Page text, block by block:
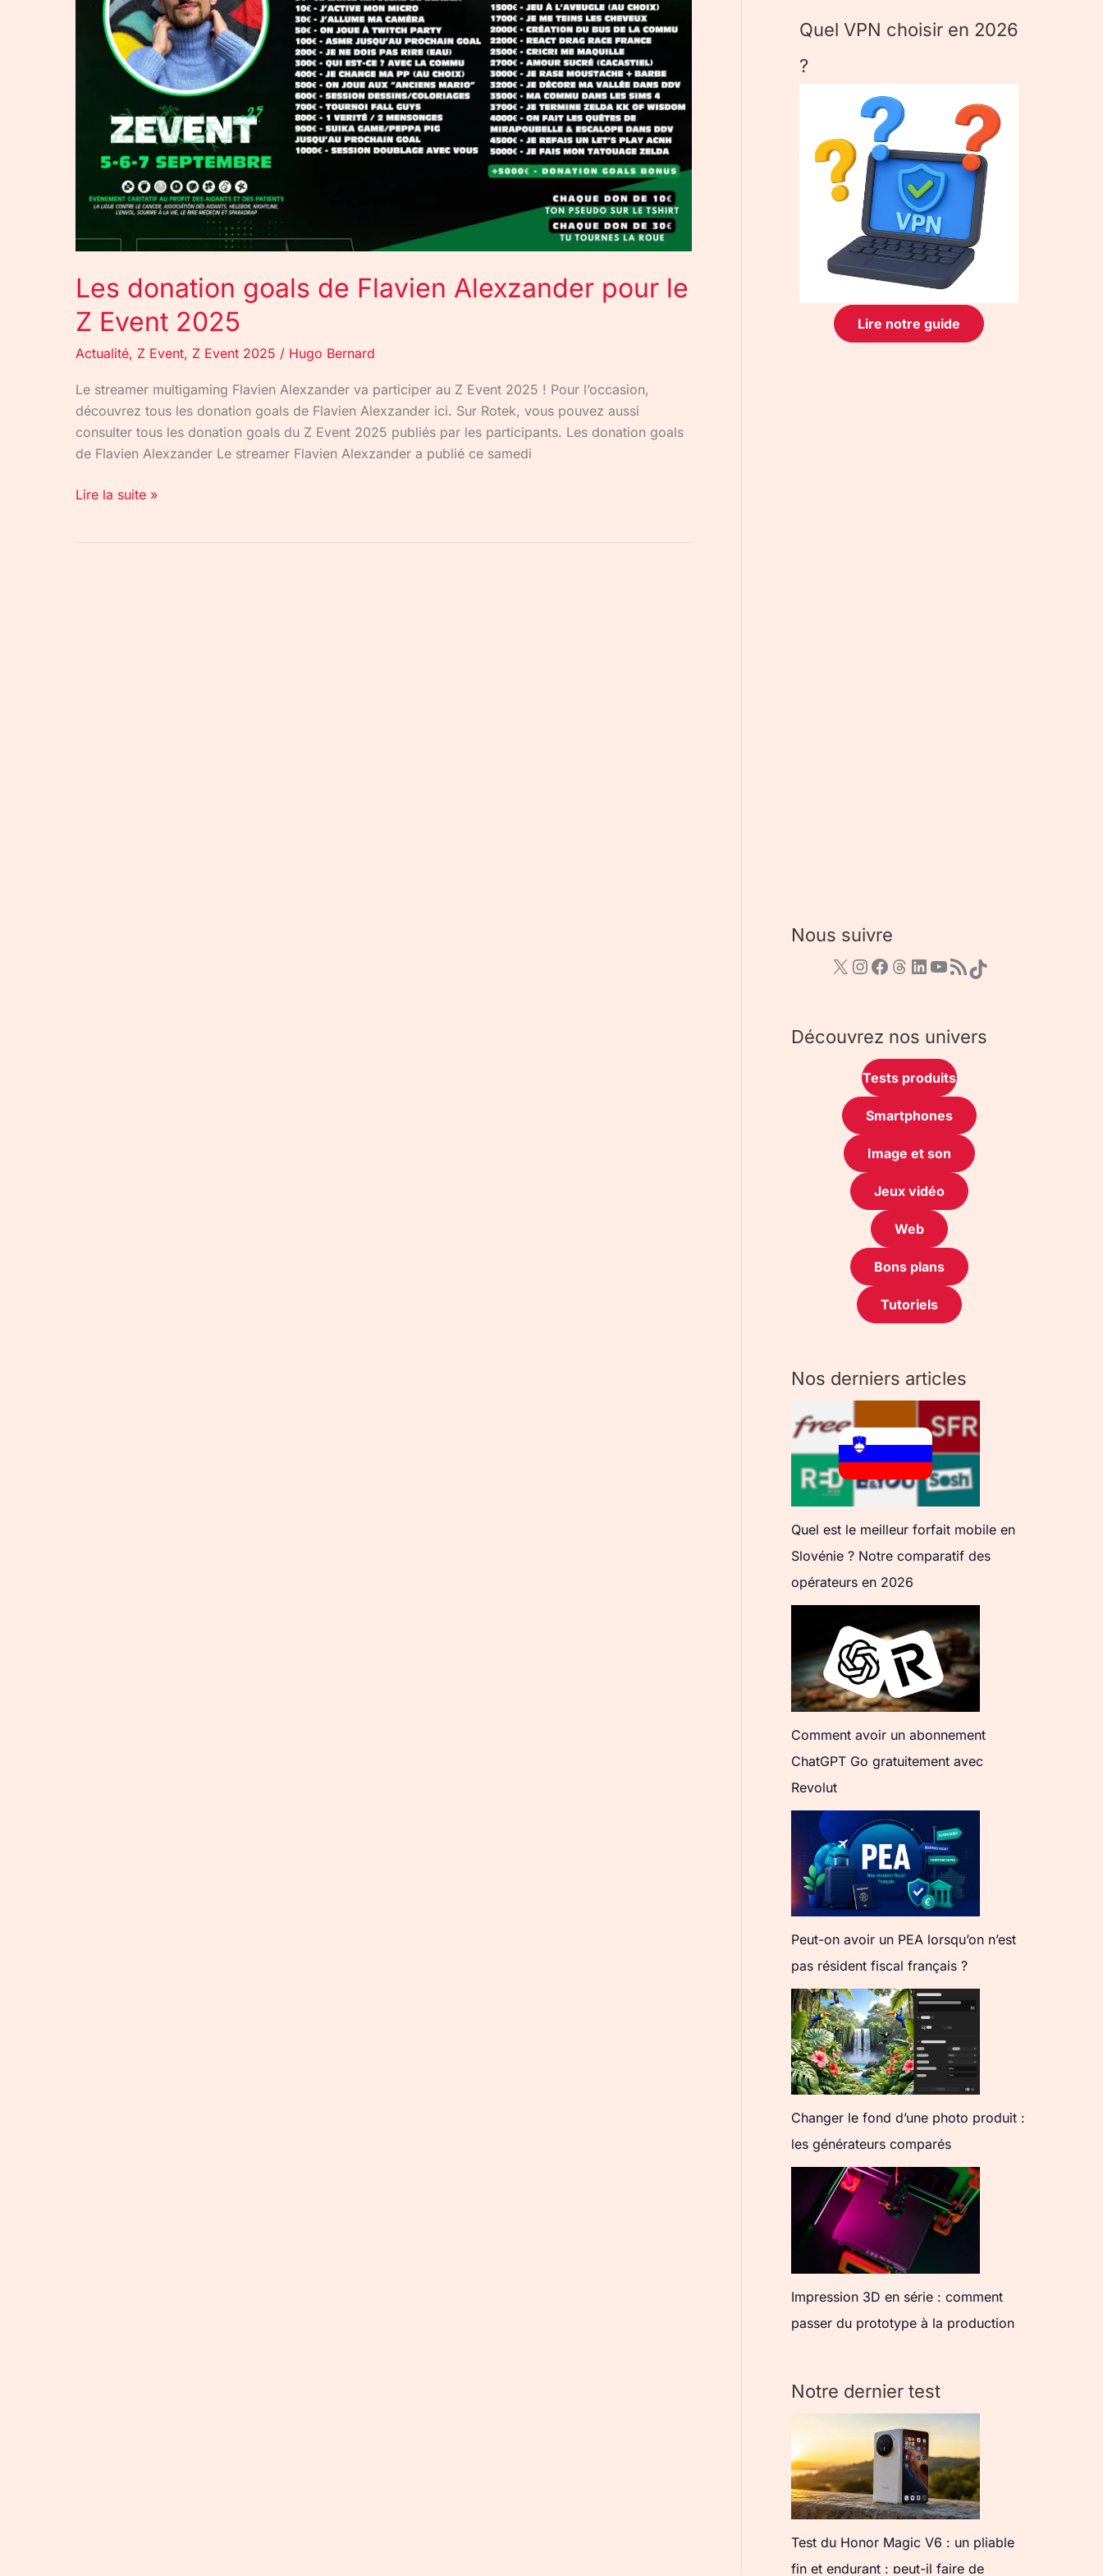
Les donation goals de Flavien Alexzander pour le
Z Event 2025
Actualité, Z Event, Z Event 2025 / Hugo Bernard
Le streamer multigaming Flavien Alexzander va participer au Z Event 2025 ! Pour l’occasion,
découvrez tous les donation goals de Flavien Alexzander ici. Sur Rotek, vous pouvez aussi
consulter tous les donation goals du Z Event 2025 publiés par les participants. Les donation goals
de Flavien Alexzander Le streamer Flavien Alexzander a publié ce samedi
Alexzander
Lire la suite »
Quel VPN choisir en 2026
?
Lire notre guide
Nous suivre
Découvrez nos univers
Tests produits
Smartphones
Image et son
Jeux vidéo
Web
Bons plans
Tutoriels
Nos derniers articles
Quel est le meilleur forfait mobile en
Slovénie ? Notre comparatif des
opérateurs en 2026
Comment avoir un abonnement
ChatGPT Go gratuitement avec
Revolut
Peut-on avoir un PEA lorsqu’on n’est
pas résident fiscal français ?
Changer le fond d’une photo produit :
les générateurs comparés
Impression 3D en série : comment
passer du prototype à la production
Notre dernier test
Test du Honor Magic V6 : un pliable
fin et endurant : peut-il faire de